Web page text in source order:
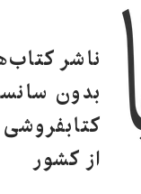
ناشر
بدون
از کشور